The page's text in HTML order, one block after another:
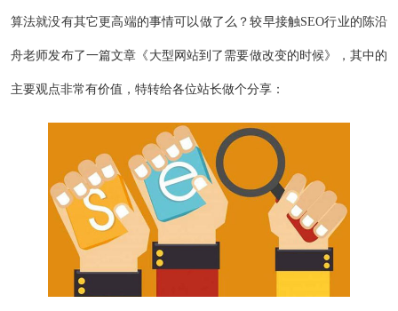
算法就没有其它更高端的事情可以做了么？较早接触SEO行业的陈沿
舟老师发布了一篇文章《大型网站到了需要做改变的时候》，其中的
主要观点非常有价值，特转给各位站长做个分享：